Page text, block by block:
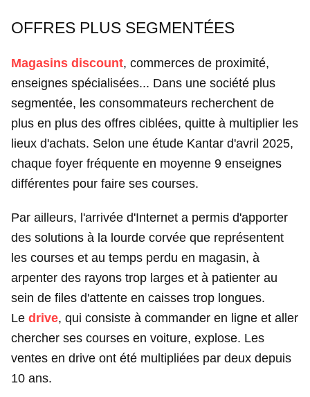
OFFRES PLUS SEGMENTÉES
Magasins discount, commerces de proximité,
enseignes spécialisées... Dans une société plus
segmentée, les consommateurs recherchent de
plus en plus des offres ciblées, quitte à multiplier les
lieux d'achats. Selon une étude Kantar d'avril 2025,
chaque foyer fréquente en moyenne 9 enseignes
différentes pour faire ses courses.
Par ailleurs, l'arrivée d'Internet a permis d'apporter
des solutions à la lourde corvée que représentent
les courses et au temps perdu en magasin, à
arpenter des rayons trop larges et à patienter au
sein de files d'attente en caisses trop longues.
Le drive, qui consiste à commander en ligne et aller
chercher ses courses en voiture, explose. Les
ventes en drive ont été multipliées par deux depuis
10 ans.